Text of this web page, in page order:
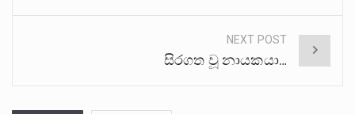
NEXT POST
සිරගත වූ නායකයා…